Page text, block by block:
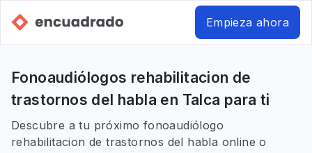
Empieza ahora
Fonoaudiólogos rehabilitacion de
trastornos del habla en Talca para ti
Descubre a tu próximo fonoaudiólogo
rehabilitacion de trastornos del habla online o